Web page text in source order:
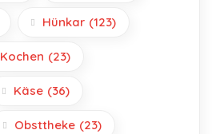
Hünkar (123)
Kochen (23)
Käse (36)
Obsttheke (23)